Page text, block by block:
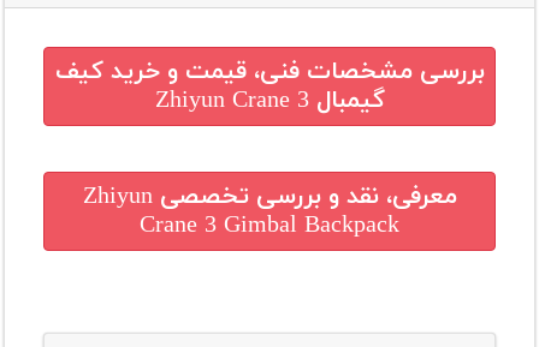
بررسی مشخصات فنی، قیمت و خریدکیف
گیمبال Zhiyun Crane 3
معرفی، نقد و بررسی تخصصیZhiyun
Crane 3 Gimbal Backpack